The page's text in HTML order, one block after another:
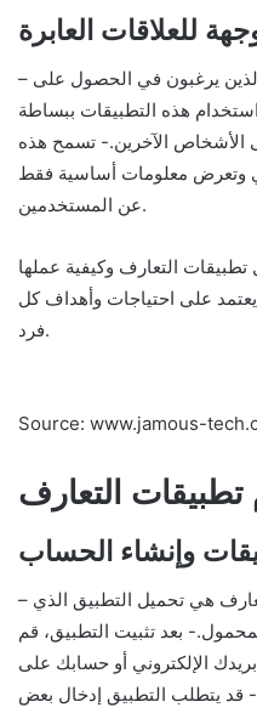
للعلاقات العابرة
– تستهدف هذه التطبيقات الأشخاص الذين يرغبون في الحصول على
هذه التطبيقات ببساطة
الأشخاص الآخرين.- تسمح هذه
وتعرض معلومات أساسية فقط
عن المستخدمين.
التعارف وكيفية عملها
على احتياجات وأهداف كل
فرد.
Source: www.jamous-
التعارف
وإنشاء الحساب
– أول خطوة لاستخدام تطبيقات التعارف هي تحميل التطبيق الذي
بعد تثبيت التطبيق، قم
الإلكتروني أو حسابك على
قد يتطلب التطبيق إدخال بعض